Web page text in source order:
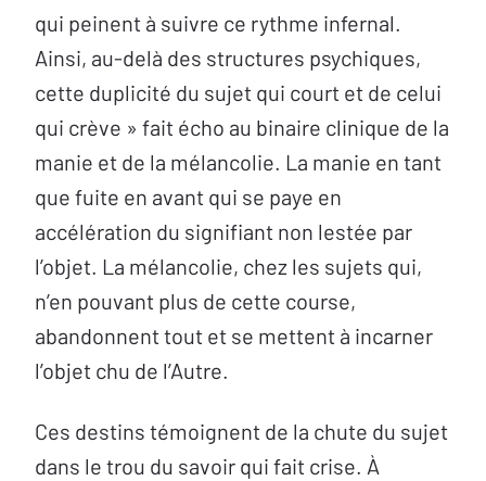
qui peinent à suivre ce rythme infernal.
Ainsi, au-delà des structures psychiques,
cette duplicité du sujet qui court et de celui
qui crève » fait écho au binaire clinique de la
manie et de la mélancolie. La manie en tant
que fuite en avant qui se paye en
accélération du signifiant non lestée par
l’objet. La mélancolie, chez les sujets qui,
n’en pouvant plus de cette course,
abandonnent tout et se mettent à incarner
l’objet chu de l’Autre.
Ces destins témoignent de la chute du sujet
dans le trou du savoir qui fait crise. À